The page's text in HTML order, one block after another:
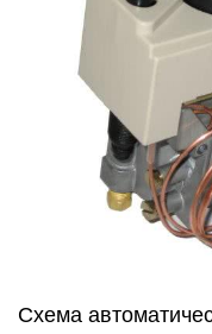
Схема